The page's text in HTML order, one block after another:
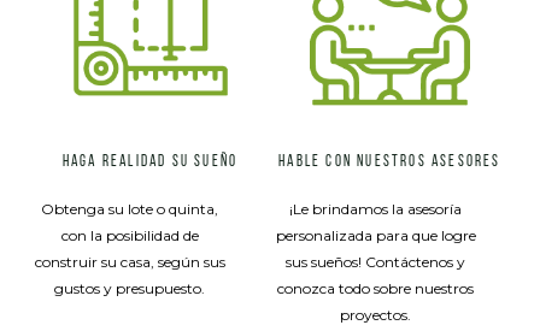
HAGA REALIDAD SU SUEÑO
Obtenga su lote o quinta,
con la posibilidad de
construir su casa, según sus
gustos y presupuesto.
HABLE CON NUESTROS ASESORES
¡Le brindamos la asesoría
personalizada para que logre
sus sueños! Contáctenos y
conozca todo sobre nuestros
proyectos.